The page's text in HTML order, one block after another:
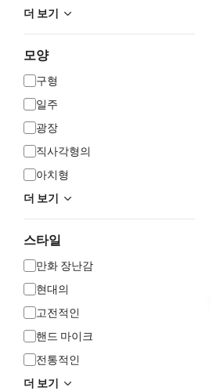
더 보기
모양
구형
일주
광장
직사각형의
아치형
더 보기
스타일
만화 장난감
현대의
고전적인
핸드 마이크
전통적인
더 보기